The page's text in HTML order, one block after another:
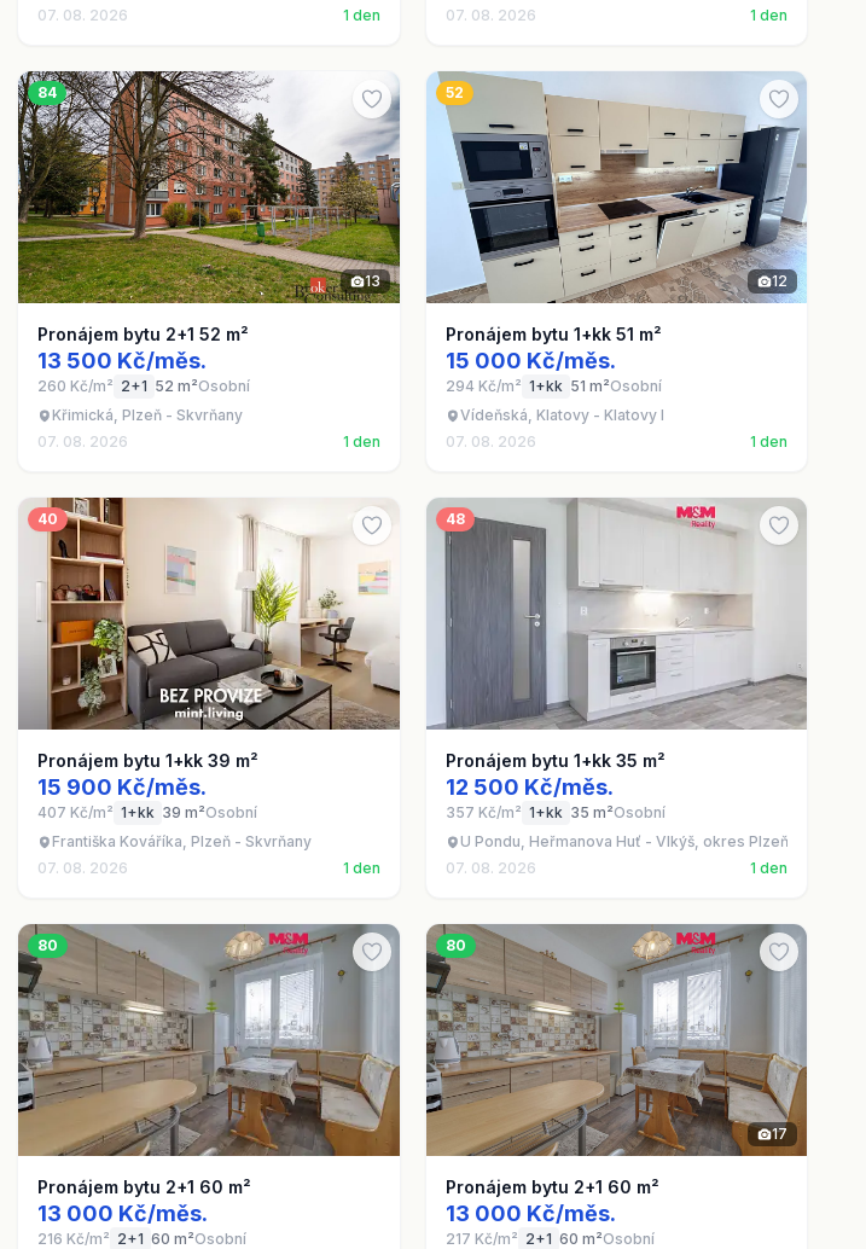
07. 08. 2026
1 den
07. 08. 2026
1 den
84
13
Pronájem bytu 2+1 52 m²
13 500 Kč/měs.
260 Kč/m² 2+1 52 m²Osobní
Křimická, Plzeň - Skvrňany
07. 08. 2026
1 den
52
12
Pronájem bytu 1+kk 51 m²
15 000 Kč/měs.
294 Kč/m² 1+kk 51 m²Osobní
Vídeňská, Klatovy - Klatovy I
07. 08. 2026
1 den
40
Pronájem bytu 1+kk 39 m²
15 900 Kč/měs.
407 Kč/m² 1+kk 39 m²Osobní
Františka Kováříka, Plzeň - Skvrňany
07. 08. 2026
1 den
48
Pronájem bytu 1+kk 35 m²
12 500 Kč/měs.
357 Kč/m² 1+kk 35 m²Osobní
U Pondu, Heřmanova Huť - Vlkýš, okres Plzeň-sever
07. 08. 2026
1 den
80
Pronájem bytu 2+1 60 m²
13 000 Kč/měs.
216 Kč/m² 2+1 60 m²Osobní
80
17
Pronájem bytu 2+1 60 m²
13 000 Kč/měs.
217 Kč/m² 2+1 60 m²Osobní